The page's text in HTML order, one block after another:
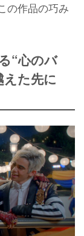
の作品の巧み
“心のバ
えた先に